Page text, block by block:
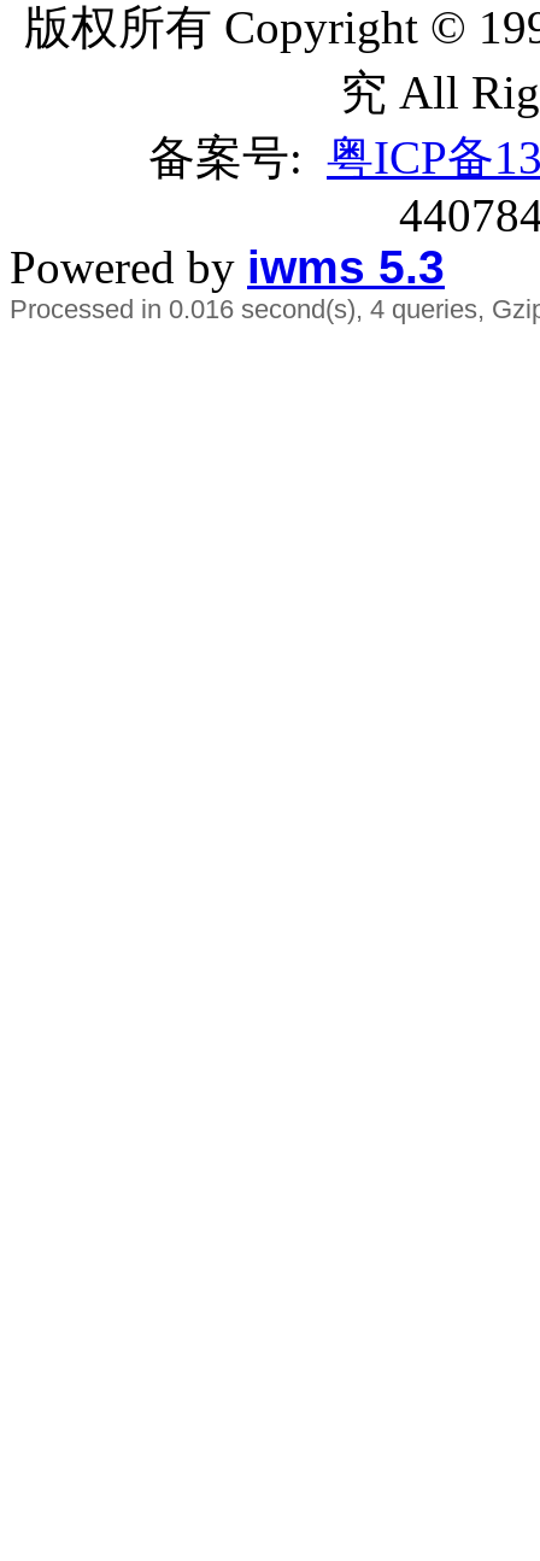
版权所有 Copyright ©
究 All
备案号: 粤ICP备
Powered by iwms 5.3
Processed in 0.016 second(s), 4 queries,